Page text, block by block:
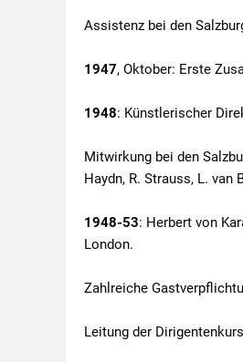
Assistenz bei den
1947, Oktober: Erste
1948: Künstlerischer
Mitwirkung bei den
Haydn, R. Strauss, L.
1948-53: Herbert von
London.
Zahlreiche
Leitung der